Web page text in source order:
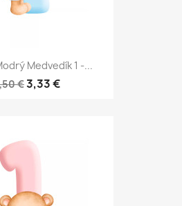
Medvedík 1 -...
€3,33 €